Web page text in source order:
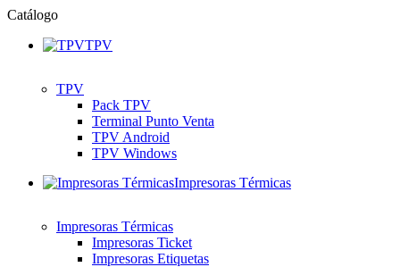
Catálogo
TPV
TPV
Pack TPV
Terminal Punto Venta
TPV Android
TPV Windows
Impresoras Térmicas
Impresoras Térmicas
Impresoras Ticket
Impresoras Etiquetas